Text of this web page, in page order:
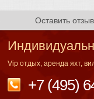
Оставить отзыв
Vip отдых, аренда яхт,
+7 (495)